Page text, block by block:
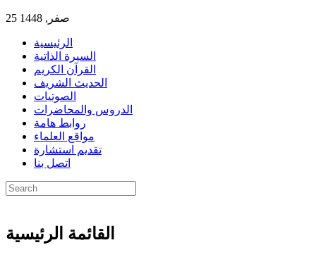
25 صفر, 1448
الرئيسية
السيرة الذاتية
القرآن الكريم
الحديث الشريف
الصوتيات
الدروس والمحاضرات
روابط هامة
مواقع العلماء
تقديم استشارة
اتصل بنا
القائمة الرئيسية